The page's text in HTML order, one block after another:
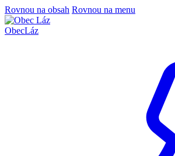
Rovnou na obsah Rovnou na menu
ObecLáz